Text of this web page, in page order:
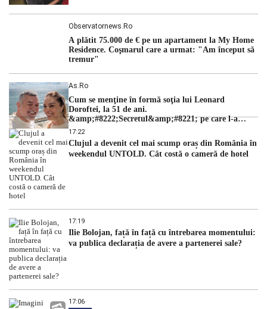
Observatornews.ro
A plătit 75.000 de € pe un apartament la My Home
Residence. Coşmarul care a urmat: "Am început să
tremur"
As.ro
Cum se menţine în formă soţia lui Leonard
Doroftei, la 51 de ani.
&amp;#8222;Secretul&amp;#8221; pe care l-a
dezvăluit
17:22
Clujul a devenit cel mai scump oraș din România în
weekendul UNTOLD. Cât costă o cameră de hotel
17:19
Ilie Bolojan, față în față cu întrebarea momentului:
va publica declarația de avere a partenerei sale?
17:06